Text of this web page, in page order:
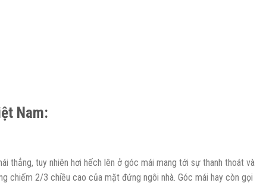
Nam:
thẳng, tuy nhiên hơi hếch lên ở góc mái mang tới sự thanh thoát và
chiếm 2/3 chiều cao của mặt đứng ngôi nhà. Góc mái hay còn gọi